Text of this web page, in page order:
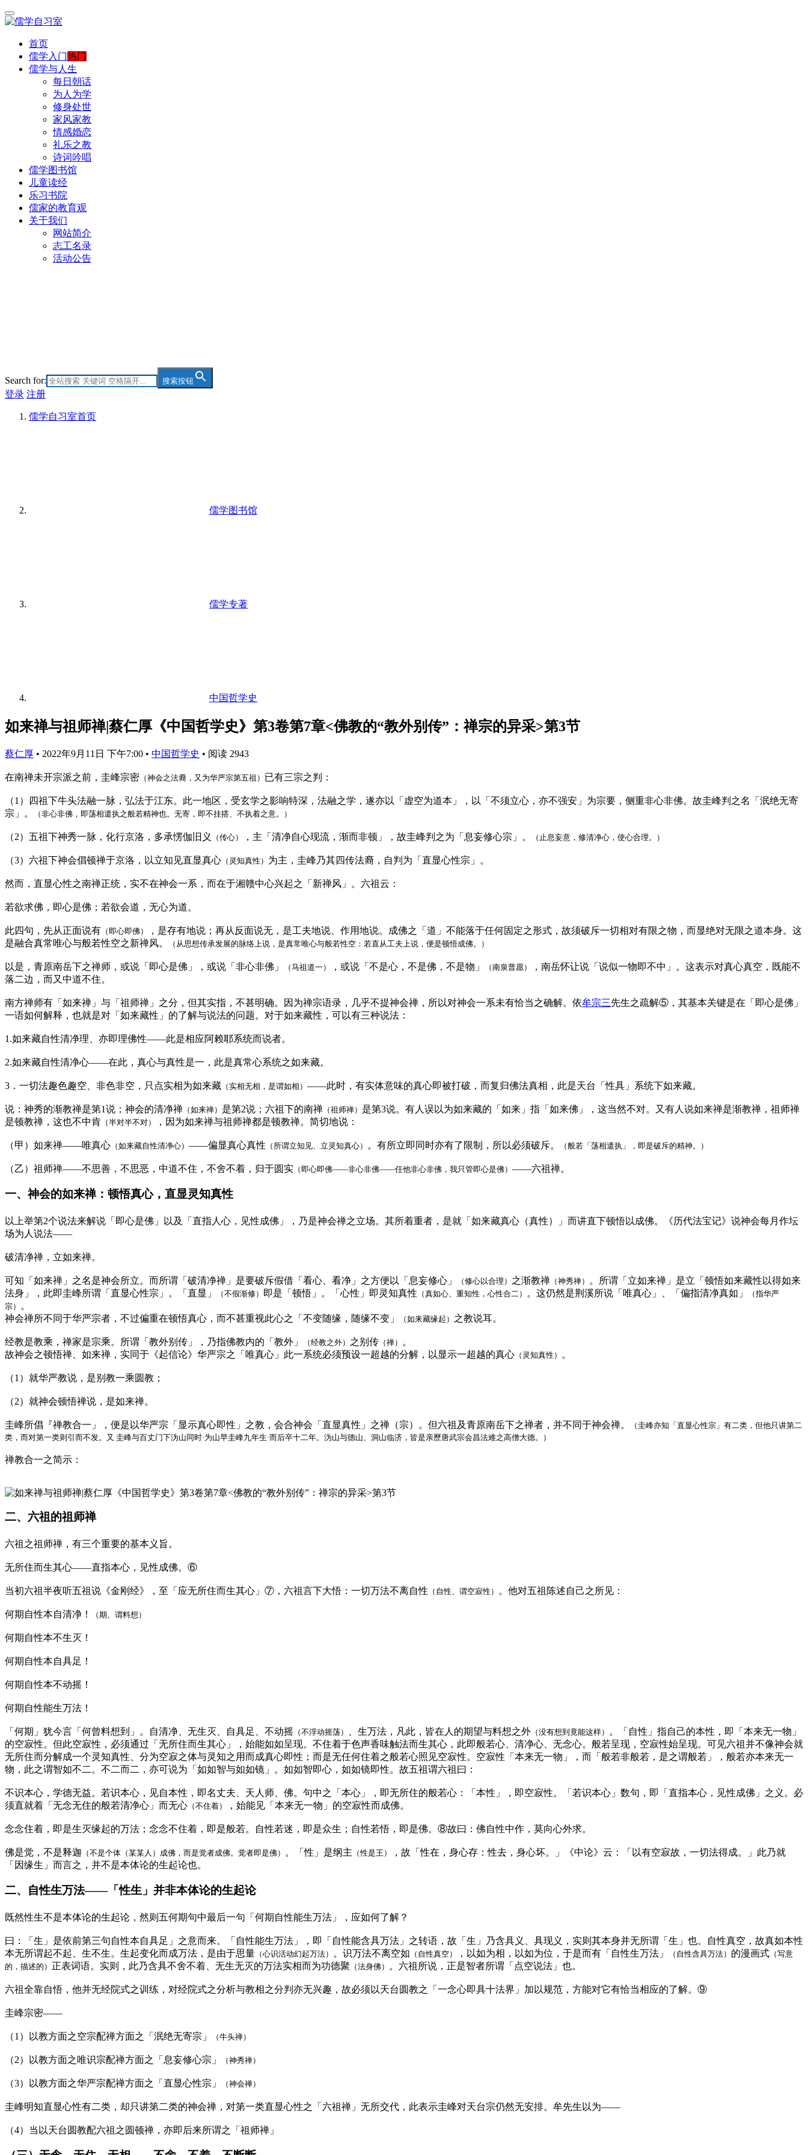
首页
儒学入门热门
儒学与人生
每日朝话
为人为学
修身处世
家风家教
情感婚恋
礼乐之教
诗词吟唱
儒学图书馆
儿童读经
乐习书院
儒家的教育观
关于我们
网站简介
志工名录
活动公告
Search for: 搜索按钮
登录 注册
儒学自习室首页
儒学图书馆
儒学专著
中国哲学史
如来禅与祖师禅|蔡仁厚《中国哲学史》第3卷第7章<佛教的“教外别传”：禅宗的异采>第3节
蔡仁厚 • 2022年9月11日 下午7:00 • 中国哲学史 • 阅读 2943
在南禅未开宗派之前，圭峰宗密 （神会之法裔，又为华严宗第五祖） 已有三宗之判：
（1）四祖下牛头法融一脉，弘法于江东。此一地区，受玄学之影响特深，法融之学，遂亦以「虚空为道本」，以「不须立心，亦不强安」为宗要，侧重非心非佛。故圭峰判之名「泯绝无寄
宗」。
（非心非佛，即荡相遣执之般若精神也。无寄，即不挂搭、不执着之意。）
（2）五祖下神秀一脉，化行京洛，多承愣伽旧义 （传心） ，主「清净自心现流，渐而非顿」，故圭峰判之为「息妄修心宗」。 （止息妄意，修清净心，使心合理。）
（3）六祖下神会倡顿禅于京洛，以立知见直显真心 （灵知真性） 为主，圭峰乃其四传法裔，自判为「直显心性宗」。
然而，直显心性之南禅正统，实不在神会一系，而在于湘赣中心兴起之「新禅风」。六祖云：
若欲求佛，即心是佛；若欲会道，无心为道。
此四句，先从正面说有 （即心即佛）
，是存有地说；再从反面说无，是工夫地说、作用地说。成佛之「道」不能落于任何固定之形式，故须破斥一切相对有限之物，而显绝对无限之道本身。这
是融合真常唯心与般若性空之新禅风。
（从思想传承发展的脉络上说，是真常唯心与般若性空：若直从工夫上说，便是顿悟成佛。）
以是，青原南岳下之禅师，或说「即心是佛」，或说「非心非佛」 （马祖道一） ，或说「不是心，不是佛，不是物」 （南泉普愿）
，南岳怀让说「说似一物即不中」。这表示对真心真空，既能不
落二边，而又中道不住。
南方禅师有「如来禅」与「祖师禅」之分，但其实指，不甚明确。因为禅宗语录，几乎不提神会禅，所以对神会一系未有恰当之确解。依牟宗三先生之疏解⑤，其基本关键是在「即心是佛」
一语如何解释，也就是对「如来藏性」的了解与说法的问题。对于如来藏性，可以有三种说法：
1.如来藏自性清净理、亦即理佛性——此是相应阿赖耶系统而说者。
2.如来藏自性清净心——在此，真心与真性是一，此是真常心系统之如来藏。
3．一切法趣色趣空、非色非空，只点实相为如来藏 （实相无相，是谓如相） ——此时，有实体意味的真心即被打破，而复归佛法真相，此是天台「性具」系统下如来藏。
说：神秀的渐教禅是第1说；神会的清净禅 （如来禅） 是第2说；六祖下的南禅 （祖师禅） 是第3说。有人误以为如来藏的「如来」指「如来佛」，这当然不对。又有人说如来禅是渐教禅，祖师禅
是顿教禅，这也不中肯 （半对半不对） ，因为如来禅与祖师禅都是顿教禅。简切地说：
（甲）如来禅——唯真心 （如来藏自性清净心） ——偏显真心真性 （所谓立知见、立灵知真心） 。有所立即同时亦有了限制，所以必须破斥。 （般若「荡相遣执」，即是破斥的精神。）
（乙）祖师禅——不思善，不思恶，中道不住，不舍不着，归于圆实 （即心即佛——非心非佛——任他非心非佛，我只管即心是佛） ——六祖禅。
一、神会的如来禅：顿悟真心，直显灵知真性
以上举第2个说法来解说「即心是佛」以及「直指人心，见性成佛」，乃是神会禅之立场。其所着重者，是就「如来藏真心（真性）」而讲直下顿悟以成佛。《历代法宝记》说神会每月作坛
场为人说法——
破清净禅，立如来禅。
可知「如来禅」之名是神会所立。而所谓「破清净禅」是要破斥假借「看心、看净」之方便以「息妄修心」 （修心以合理） 之渐教禅 （神秀禅）
。所谓「立如来禅」是立「顿悟如来藏性以得如来
法身」，此即圭峰所谓「直显心性宗」。「直显」
（不假渐修） 即是「顿悟」。「心性」即灵知真性 （真如心、重知性，心性合二） 。这仍然是荆溪所说「唯真心」、「偏指清净真如」
（指华严
宗）
。
神会禅所不同于华严宗者，不过偏重在顿悟真心，而不甚重视此心之「不变随缘，随缘不变」
（如来藏缘起） 之教说耳。
经教是教乘，禅家是宗乘。所谓「教外别传」，乃指佛教内的「教外」 （经教之外） 之别传 （禅）
。
故神会之顿悟禅、如来禅，实同于《起信论》华严宗之「唯真心」此一系统必须预设一超越的分解，以显示一超越的真心 （灵知真性） 。
（1）就华严教说，是别教一乘圆教；
（2）就神会顿悟禅说，是如来禅。
圭峰所倡『禅教合一」，便是以华严宗「显示真心即性」之教，会合神会「直显真性」之禅（宗）。但六祖及青原南岳下之禅者，并不同于神会禅。
（圭峰亦知「直显心性宗」有二类，但他只讲第二
类，而对第一类则引而不发。又 圭峰与百丈门下沩山同时·为山早圭峰九年生·而后卒十二年。沩山与德山、洞山临济，皆是亲歷唐武宗会昌法难之高僧大德。）
禅教合一之简示：
二、六祖的祖师禅
六祖之祖师禅，有三个重要的基本义旨。
无所住而生其心——直指本心，见性成佛。⑥
当初六祖半夜听五祖说《金刚经》，至「应无所住而生其心」⑦，六祖言下大悟：一切万法不离自性 （自性、谓空寂性） 。他对五祖陈述自己之所见：
何期自性本自清净！ （期、谓料想）
何期自性本不生灭！
何期自性本自具足！
何期自性本不动摇！
何期自性能生万法！
「何期」犹今言「何曾料想到」。自清净、无生灭、自具足、不动摇 （不浮动摇荡） 、生万法，凡此，皆在人的期望与料想之外 （没有想到竟能这样）
。「自性」指自己的本性，即「本来无一物」
的空寂性。但此空寂性，必须通过「无所住而生其心」，始能如如呈现。不住着于色声香味触法而生其心，此即般若心、清净心、无念心。般若呈现，空寂性始呈现。可见六祖并不像神会就
无所住而分解成一个灵知真性、分为空寂之体与灵知之用而成真心即性；而是无任何住着之般若心照见空寂性。空寂性「本来无一物」，而「般若非般若，是之谓般若」，般若亦本来无一
物，此之谓智如不二。不二而二，亦可说为「如如智与如如镜」。如如智即心，如如镜即性。故五祖谓六祖曰：
不识本心，学德无益。若识本心，见自本性，即名丈夫、天人师、佛。句中之「本心」，即无所住的般若心：「本性」，即空寂性。「若识本心」数句，即「直指本心，见性成佛」之义。必
须直就着「无念无住的般若清净心」而无心 （不住着） ，始能见「本来无一物」的空寂性而成佛。
念念住着，即是生灭缘起的万法；念念不住着，即是般若。自性若迷，即是众生；自性若悟，即是佛。⑧故曰：佛自性中作，莫向心外求。
佛是觉，不是释迦 （不是个体（某某人）成佛，而是觉者成佛。觉者即是佛） 。「性」是纲主 （性是王）
，故「性在，身心存：性去，身心坏。」《中论》云：「以有空寂故，一切法得成。」此乃就
「因缘生」而言之，并不是本体论的生起论也。
二、自性生万法——「性生」并非本体论的生起论
既然性生不是本体论的生起论，然则五何期句中最后一句「何期自性能生万法」，应如何了解？
曰：「生」是依前第三句自性本自具足」之意而来。「自性能生万法」，即「自性能含具万法」之转语，故「生」乃含具义、具现义，实则其本身并无所谓「生」也。自性真空，故真如本性
本无所谓起不起、生不生。生起变化而成万法，是由于思量 （心识活动幻起万法） 。识万法不离空如 （自性真空） ，以如为相，以如为位，于是而有「自性生万法」 （自性含具万法） 的漫画式 （写意
的，描述的） 正表词语。实则，此乃含具不舍不着、无生无灭的万法实相而为功德聚 （法身佛） 。六祖所说，正是智者所谓「点空说法」也。
六祖全靠自悟，他并无经院式之训练，对经院式之分析与教相之分判亦无兴趣，故必须以天台圆教之「一念心即具十法界」加以规范，方能对它有恰当相应的了解。⑨
圭峰宗密——
（1）以教方面之空宗配禅方面之「泯绝无寄宗」 （牛头禅）
（2）以教方面之唯识宗配禅方面之「息妄修心宗」 （神秀禅）
（3）以教方面之华严宗配禅方面之「直显心性宗」 （神会禅）
圭峰明知直显心性有二类，却只讲第二类的神会禅，对第一类直显心性之「六祖禅」无所交代，此表示圭峰对天台宗仍然无安排。牟先生以为——
（4）当以天台圆教配六祖之圆顿禅，亦即后来所谓之「祖师禅」